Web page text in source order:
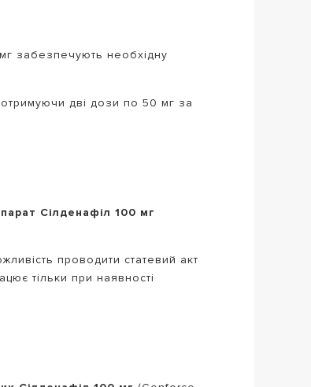
забезпечують необхідну
дві дози по 50 мг за
Сілденафіл 100 мг
проводити статевий акт
тільки при наявності